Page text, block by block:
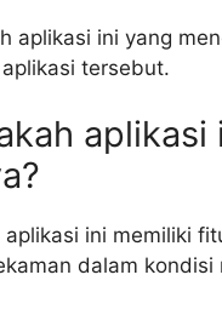
aplikasi ini yang
tersebut.
aplikasi ini memiliki
dalam kondisi